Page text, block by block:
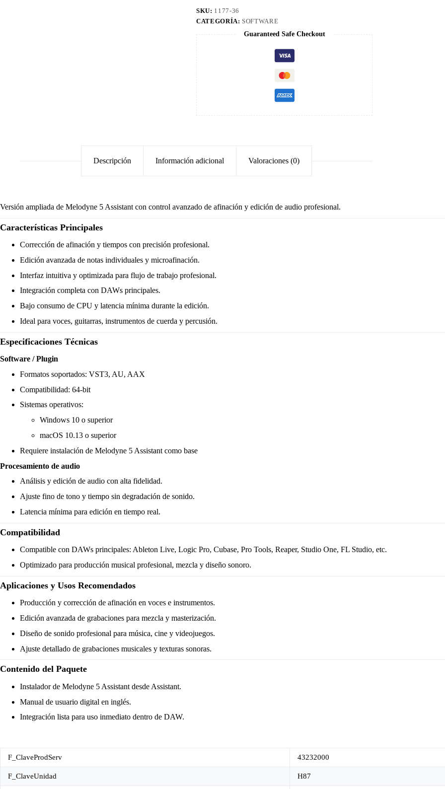
SKU: 1177-36
CATEGORÍA: SOFTWARE
Guaranteed Safe Checkout
Descripción Información adicional Valoraciones (0)
Versión ampliada de Melodyne 5 Assistant con control avanzado de afinación y edición de audio profesional.
Características Principales
Corrección de afinación y tiempos con precisión profesional.
Edición avanzada de notas individuales y microafinación.
Interfaz intuitiva y optimizada para flujo de trabajo profesional.
Integración completa con DAWs principales.
Bajo consumo de CPU y latencia mínima durante la edición.
Ideal para voces, guitarras, instrumentos de cuerda y percusión.
Especificaciones Técnicas
Software / Plugin
Formatos soportados: VST3, AU, AAX
Compatibilidad: 64-bit
Sistemas operativos:
Windows 10 o superior
macOS 10.13 o superior
Requiere instalación de Melodyne 5 Assistant como base
Procesamiento de audio
Análisis y edición de audio con alta fidelidad.
Ajuste fino de tono y tiempo sin degradación de sonido.
Latencia mínima para edición en tiempo real.
Compatibilidad
Compatible con DAWs principales: Ableton Live, Logic Pro, Cubase, Pro Tools, Reaper, Studio One, FL Studio, etc.
Optimizado para producción musical profesional, mezcla y diseño sonoro.
Aplicaciones y Usos Recomendados
Producción y corrección de afinación en voces e instrumentos.
Edición avanzada de grabaciones para mezcla y masterización.
Diseño de sonido profesional para música, cine y videojuegos.
Ajuste detallado de grabaciones musicales y texturas sonoras.
Contenido del Paquete
Instalador de Melodyne 5 Assistant desde Assistant.
Manual de usuario digital en inglés.
Integración lista para uso inmediato dentro de DAW.
F_ClaveProdServ 43232000
F_ClaveUnidad H87